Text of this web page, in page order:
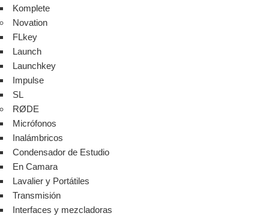
Komplete
Novation
FLkey
Launch
Launchkey
Impulse
SL
RØDE
Micrófonos
Inalámbricos
Condensador de Estudio
En Camara
Lavalier y Portátiles
Transmisión
Interfaces y mezcladoras